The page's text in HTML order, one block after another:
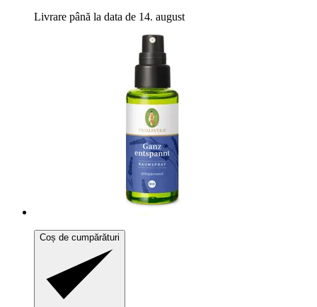
Livrare până la data de 14. august
Coș de cumpărături